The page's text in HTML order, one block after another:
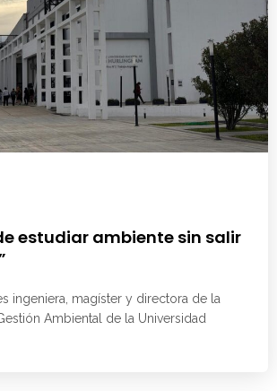
estudiar ambiente sin salir
ingeniera, magíster y directora de la
Ambiental de la Universidad